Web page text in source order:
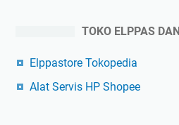
TOKO ELPPAS
Elppastore Tokopedia
Alat Servis HP Shopee